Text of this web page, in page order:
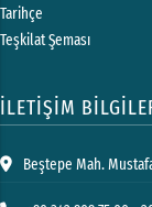
Tarihçe
Teşkilat Şeması
İLETİŞİM
Beştepe Mah.